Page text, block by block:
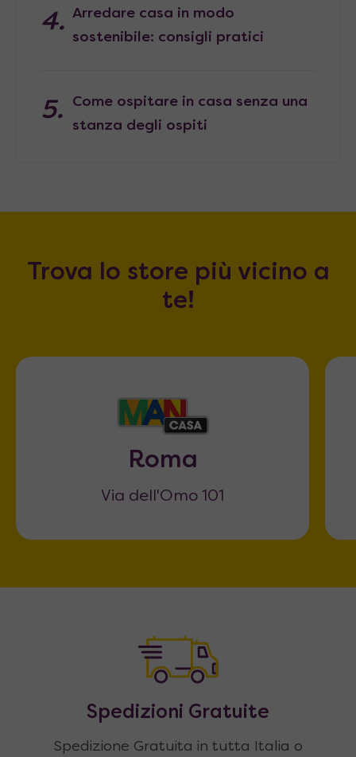
Arredare casa in modo
sostenibile: consigli pratici
Come ospitare in casa senza una
stanza degli ospiti
Trova lo store più vicino a
te!
Roma
Via dell'Omo 101
Spedizioni Gratuite
Spedizione Gratuita in tutta Italia o